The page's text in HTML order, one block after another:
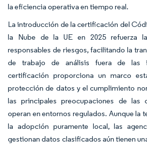
la eficiencia operativa en tiempo real.
La introducción de la certificación del
la Nube de la UE en 2025 refuerza
responsables de riesgos, facilitando la
de trabajo de análisis fuera de las
certificación proporciona un marco
protección de datos y el cumplimiento
las principales preocupaciones de las
operan en entornos regulados. Aunque la
la adopción puramente local, las
gestionan datos clasificados aún tienen